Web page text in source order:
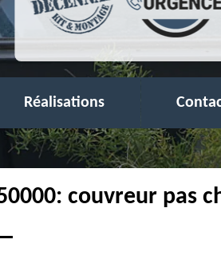
Réalisations
couvreur pas